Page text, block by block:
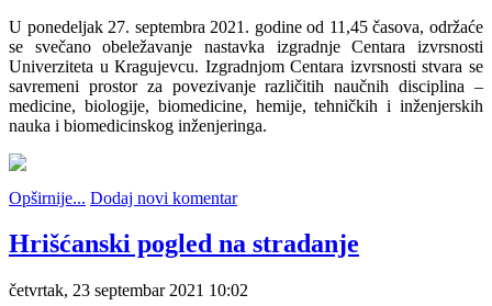
U ponedeljak 27. septembra 2021. godine od 11,45 časova, održaće
se svečano obeležavanje nastavka izgradnje Centara izvrsnosti
Univerziteta u Кragujevcu. Izgradnjom Centara izvrsnosti stvara se
savremeni prostor za povezivanje različitih naučnih disciplina –
medicine, biologije, biomedicine, hemije, tehničkih i inženjerskih
nauka i biomedicinskog inženjeringa.
Opširnije... Dodaj novi komentar
Hrišćanski pogled na stradanje
četvrtak, 23 septembar 2021 10:02